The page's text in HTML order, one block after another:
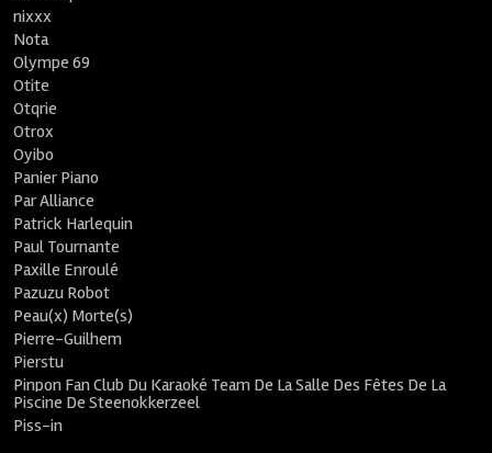
nixxx
Nota
Olympe 69
Otite
Otqrie
Otrox
Oyibo
Panier Piano
Par Alliance
Patrick Harlequin
Paul Tournante
Paxille Enroulé
Pazuzu Robot
Peau(x) Morte(s)
Pierre-Guilhem
Pierstu
Pinpon Fan Club Du Karaoké Team De La Salle Des Fêtes De La
Piscine De Steenokkerzeel
Piss-in